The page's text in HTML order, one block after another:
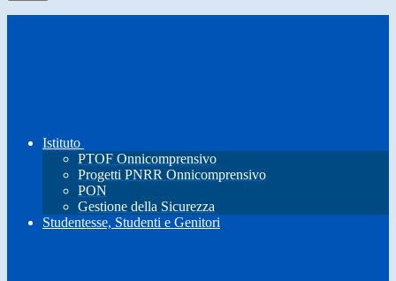
Istituto
PTOF Onnicomprensivo
Progetti PNRR Onnicomprensivo
PON
Gestione della Sicurezza
Studentesse, Studenti e Genitori